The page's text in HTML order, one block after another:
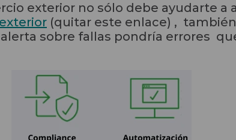
exterior no sólo debe ayudarte a
(quitar este enlace) ,
sobre fallas pondría errores